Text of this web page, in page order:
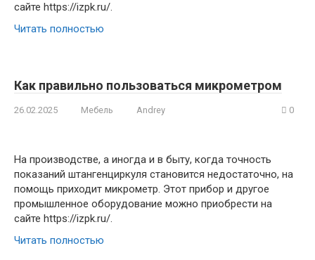
сайте https://izpk.ru/.
Читать полностью
Как правильно пользоваться микрометром
26.02.2025 Мебель Andrey 0
На производстве, а иногда и в быту, когда точность
показаний штангенциркуля становится недостаточно, на
помощь приходит микрометр. Этот прибор и другое
промышленное оборудование можно приобрести на
сайте https://izpk.ru/.
Читать полностью